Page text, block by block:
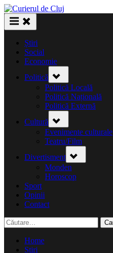
Skip
to
content
Știri
Social
Economie
Politică
sub-
menu
Politică Locală
Politică Națională
Politică Externă
Cultură
sub-
menu
Evenimente culturale
Teatru/Film
Divertisment sub-
menu
Monden
Horoscop
Sport
Opinii
Contact
Caută
după:
Home
Știri